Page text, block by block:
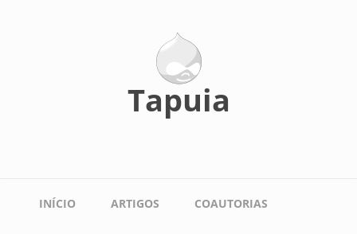
Tapuia
Main
INÍCIO ARTIGOS COAUTORIAS